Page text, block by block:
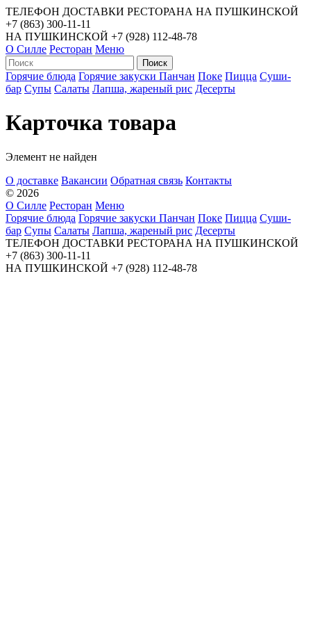
ТЕЛЕФОН ДОСТАВКИ РЕСТОРАНА НА ПУШКИНСКОЙ
+7 (863) 300-11-11
НА ПУШКИНСКОЙ +7 (928) 112-48-78
О Силле Ресторан Меню
Горячие блюда Горячие закуски Панчан Поке Пицца Суши-
бар Супы Салаты Лапша, жареный рис Десерты
Карточка товара
Элемент не найден
О доставке Вакансии Обратная связь Контакты
© 2026
О Силле Ресторан Меню
Горячие блюда Горячие закуски Панчан Поке Пицца Суши-
бар Супы Салаты Лапша, жареный рис Десерты
ТЕЛЕФОН ДОСТАВКИ РЕСТОРАНА НА ПУШКИНСКОЙ
+7 (863) 300-11-11
НА ПУШКИНСКОЙ +7 (928) 112-48-78